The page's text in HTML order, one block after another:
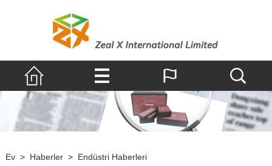
Ev > Haberler > Endüstri Haberleri